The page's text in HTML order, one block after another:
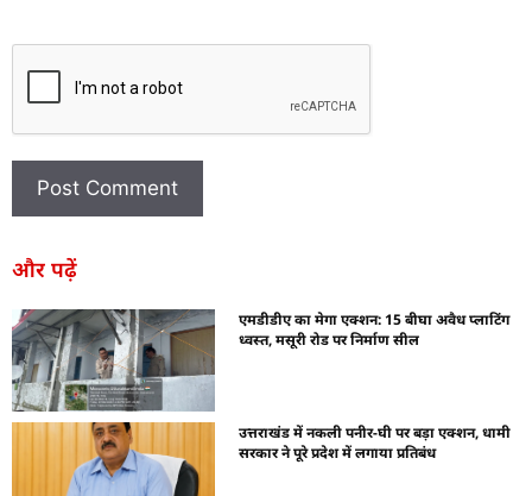
और पढ़ें
एमडीडीए का मेगा एक्शन: 15 बीघा अवैध प्लाटिंग
ध्वस्त, मसूरी रोड पर निर्माण सील
उत्तराखंड में नकली पनीर-घी पर बड़ा एक्शन, धामी
सरकार ने पूरे प्रदेश में लगाया प्रतिबंध